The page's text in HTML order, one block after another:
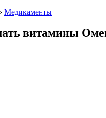
› Медикаменты
витамины